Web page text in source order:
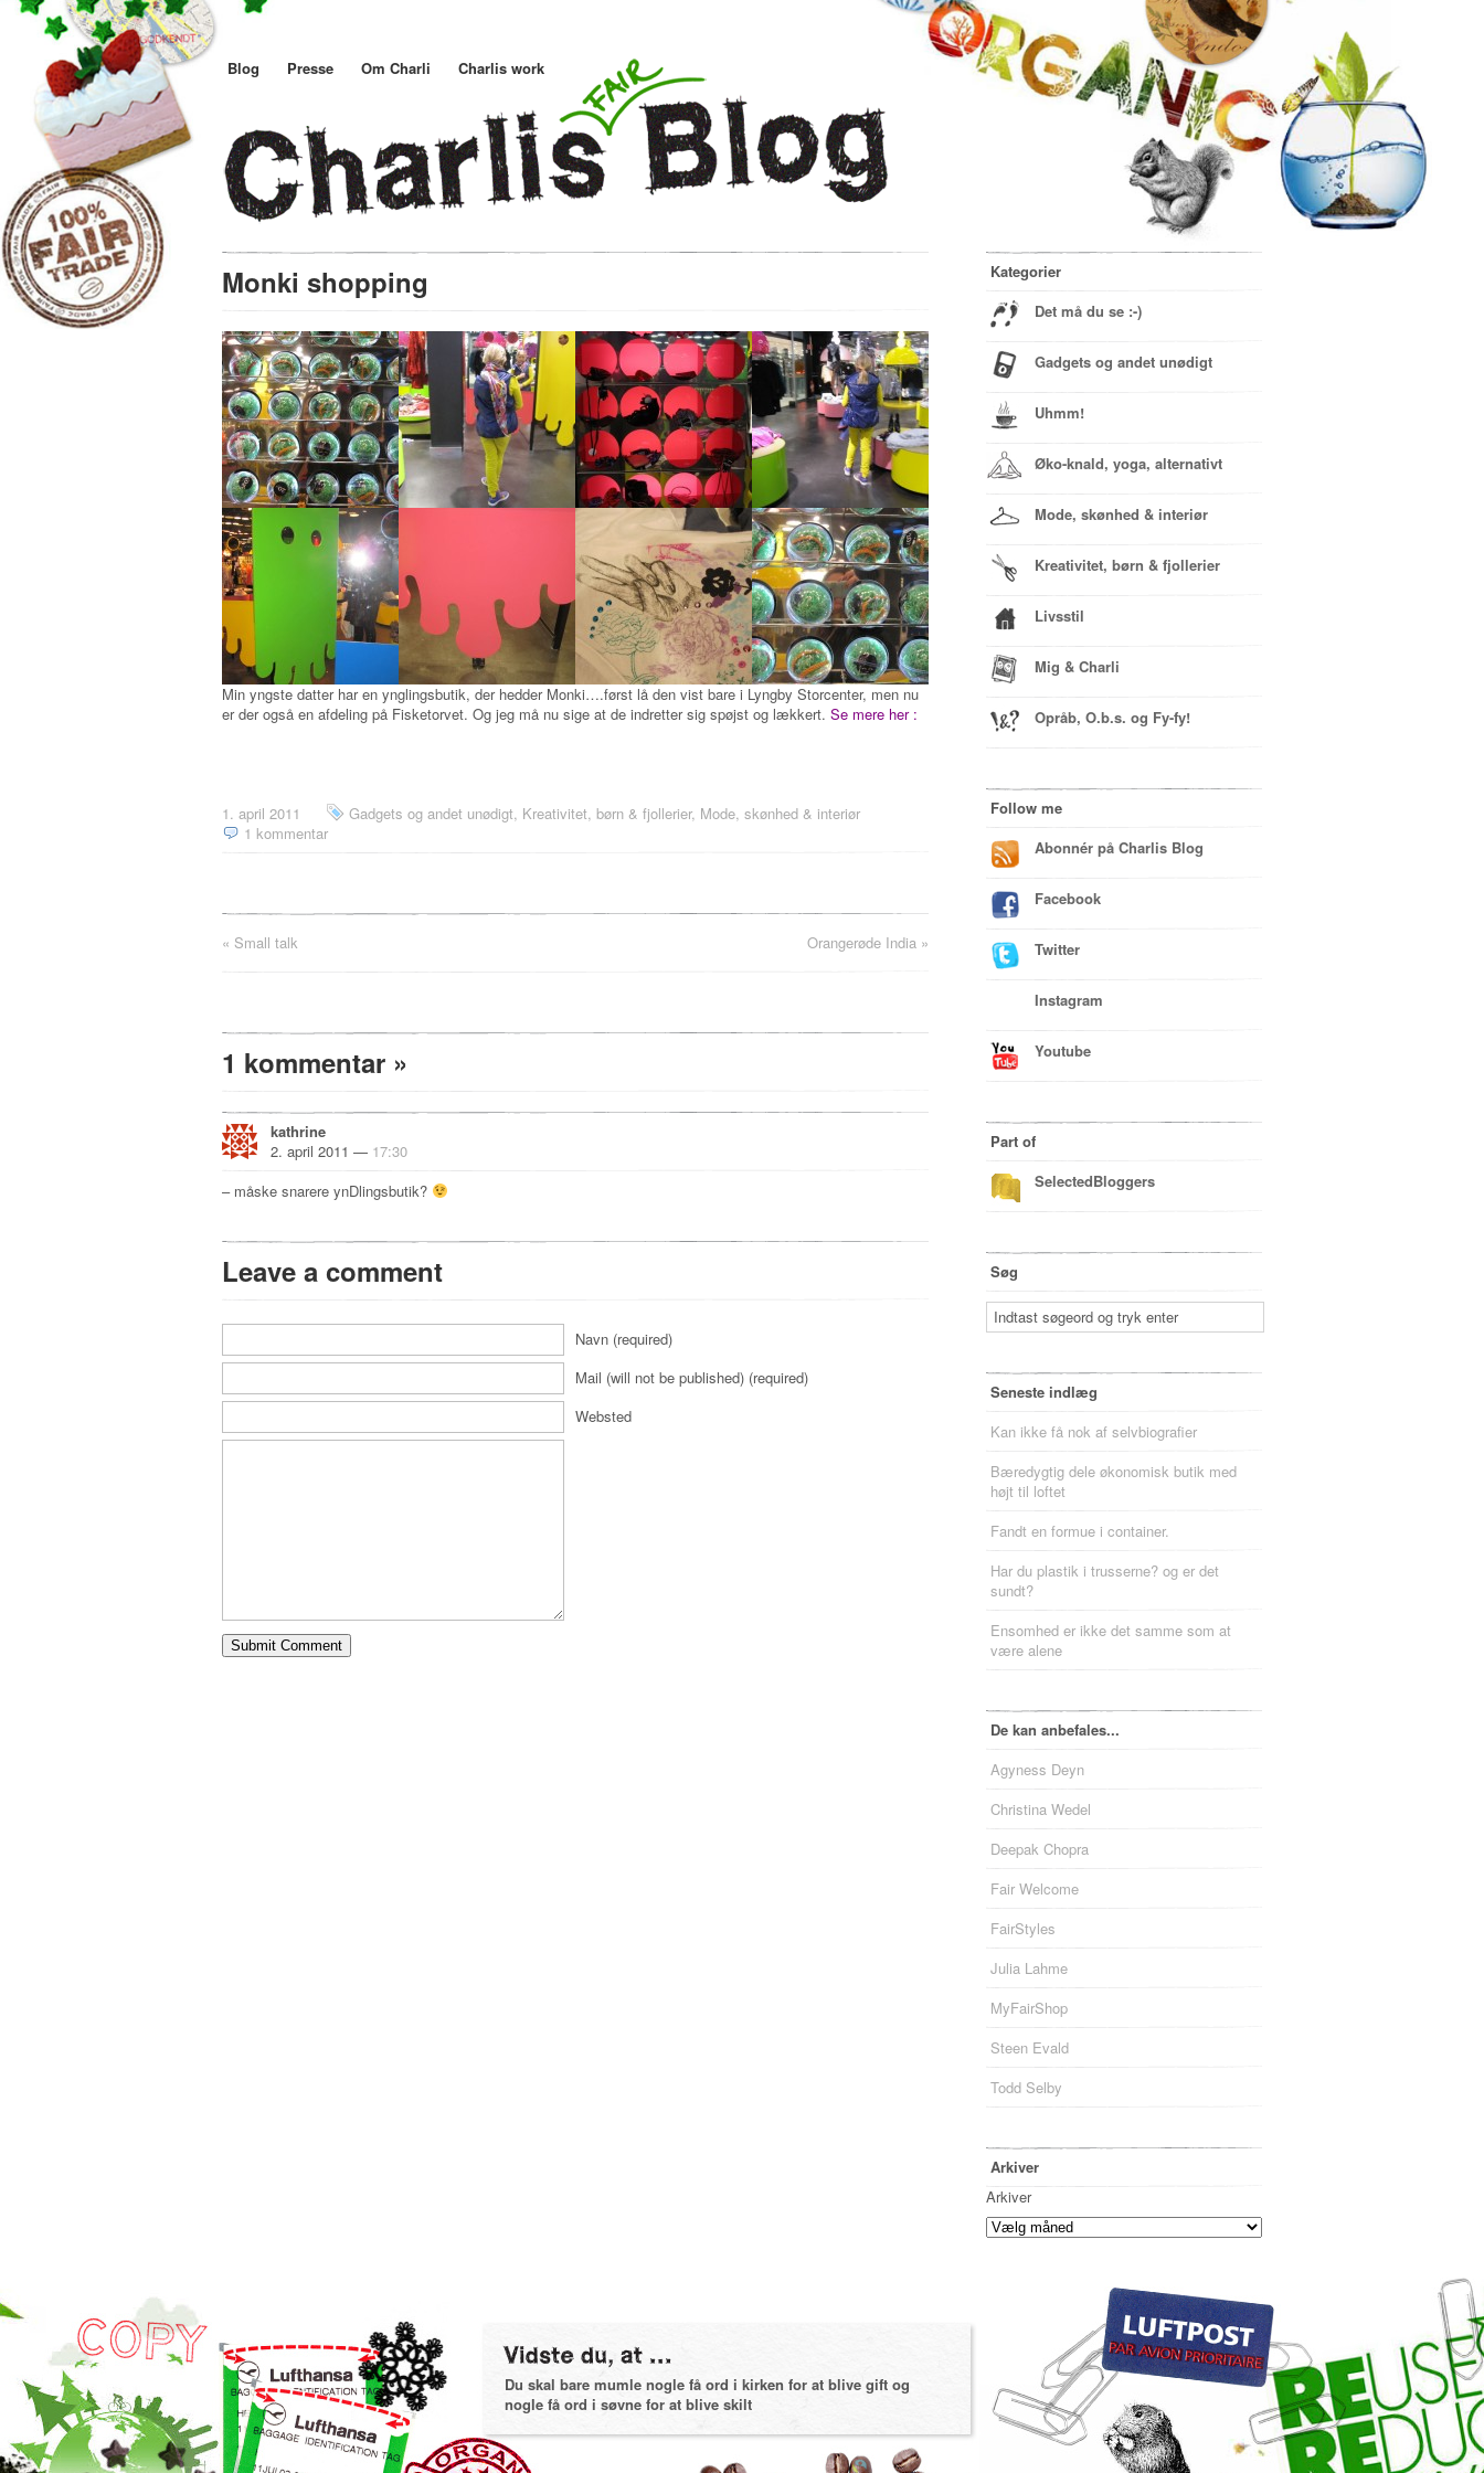
Blog Presse Om Charli Charlis work
Monki shopping
Min yngste datter har en ynglingsbutik, der hedder Monki….først lå den vist bare i Lyngby Storcenter, men nu
er der også en afdeling på Fisketorvet. Og jeg må nu sige at de indretter sig spøjst og lækkert. Se mere her :
1. april 2011 Gadgets og andet unødigt, Kreativitet, børn & fjollerier, Mode, skønhed & interiør
1 kommentar
« Small talk Orangerøde India »
1 kommentar »
kathrine
2. april 2011 — 17:30
– måske snarere ynDlingsbutik?
Leave a comment
Navn (required)
Mail (will not be published) (required)
Websted
Kategorier
Det må du se :-)
Gadgets og andet unødigt
Uhmm!
Øko-knald, yoga, alternativt
Mode, skønhed & interiør
Kreativitet, børn & fjollerier
Livsstil
Mig & Charli
Opråb, O.b.s. og Fy-fy!
Follow me
Abonnér på Charlis Blog
Facebook
Twitter
Instagram
Youtube
Part of
SelectedBloggers
Søg
Seneste indlæg
Kan ikke få nok af selvbiografier
Bæredygtig dele økonomisk butik med
højt til loftet
Fandt en formue i container.
Har du plastik i trusserne? og er det
sundt?
Ensomhed er ikke det samme som at
være alene
De kan anbefales...
Agyness Deyn
Christina Wedel
Deepak Chopra
Fair Welcome
FairStyles
Julia Lahme
MyFairShop
Steen Evald
Todd Selby
Arkiver
Arkiver
Du skal bare mumle nogle få ord i kirken for at blive gift og
nogle få ord i søvne for at blive skilt